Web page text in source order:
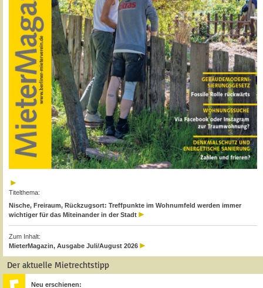
Titelthema:
Nische, Freiraum, Rückzugsort: Treffpunkte im Wohnumfeld werden immer
wichtiger für das Miteinander in der Stadt
Zum Inhalt:
MieterMagazin, Ausgabe Juli/August 2026
Der aktuelle Mietrechtstipp
Neu erschienen: